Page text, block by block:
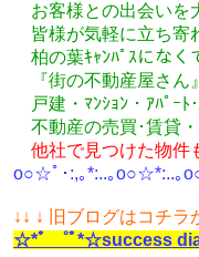
お客様との出会いを
皆様が気軽に立ち寄
柏の葉ｷｬﾝﾊﾟｽになく
『街の不動産屋さん
戸建・ﾏﾝｼｮﾝ・ｱﾊﾟｰﾄ
不動産の売買･賃貸
他社で見つけた物件
o○☆ﾟ･:,｡*:..｡o○☆*:..｡
↓ ↓ ↓ 旧ブログはコチラ
☆*ﾟ ゜ﾟ*☆success